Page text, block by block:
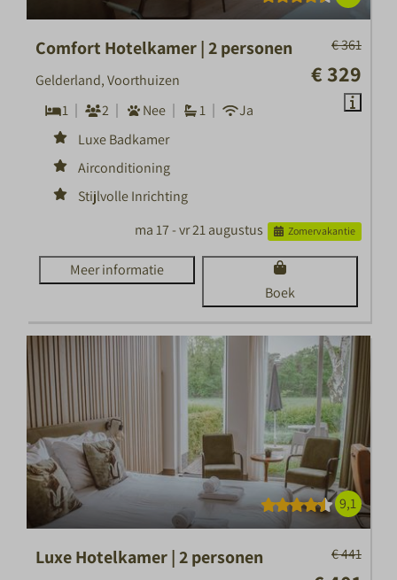
€ 361
€ 329
Comfort Hotelkamer | 2 personen
Gelderland, Voorthuizen
1
2 Nee 1
Ja
Luxe Badkamer
Airconditioning
Stijlvolle Inrichting
ma 17 - vr 21 augustus
Zomervakantie
Meer informatie
Boek
9,1
€ 441
Luxe Hotelkamer | 2 personen